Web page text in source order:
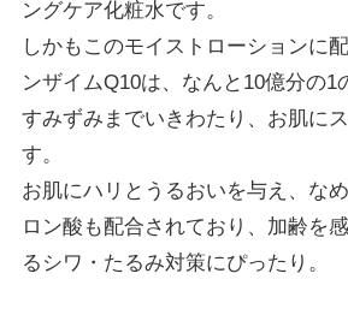
ングケア化粧水です。
しかもこのモイストローションに
ンザイムQ10は、なんと10億分の1
すみずみまでいきわたり、お肌に
す。
お肌にハリとうるおいを与え、な
ロン酸も配合されており、加齢を
るシワ・たるみ対策にぴったり。